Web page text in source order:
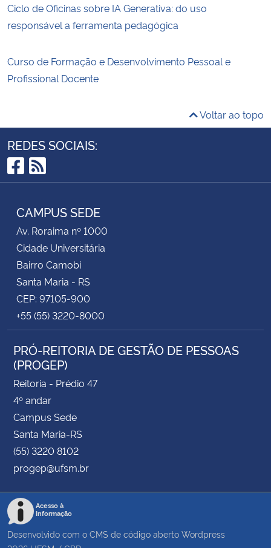
Ciclo de Oficinas sobre IA Generativa: do uso
responsável a ferramenta pedagógica
Curso de Formação e Desenvolvimento Pessoal e
Profissional Docente
Voltar ao topo
REDES SOCIAIS:
Facebook
RSS
CAMPUS SEDE
Av. Roraima nº 1000
Cidade Universitária
Bairro Camobi
Santa Maria - RS
CEP: 97105-900
+55 (55) 3220-8000
PRÓ-REITORIA DE GESTÃO DE PESSOAS
(PROGEP)
Reitoria - Prédio 47
4º andar
Campus Sede
Santa Maria-RS
(55) 3220 8102
progep@ufsm.br
Acesso à
Informação
Desenvolvido com o CMS de código aberto Wordpress